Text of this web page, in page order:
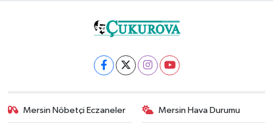
Mersin Nöbetçi Eczaneler Mersin Hava Durumu